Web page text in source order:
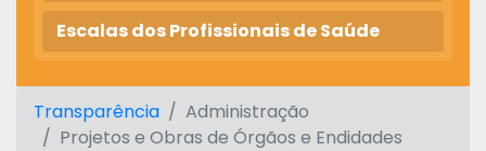
Escalas dos Profissionais de Saúde
Transparência
Administração
Projetos e Obras de Órgãos e Endidades